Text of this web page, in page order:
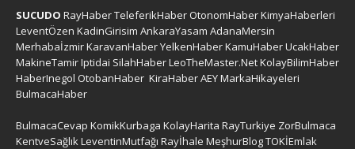
SUCUDO RayHaberTeleferikHaber OtonomHaberKimyaHaberleri
LeventÖzen KadinGirisim AnkaraYasam AdanaMersin
MerhabaİzmirKaravanHaberYelkenHaberKamuHaberUcakHaber
MakineTamirIptidai SilahHaberLeoTheMaster.NetKolayBilimHaber
HaberInegol OtobanHaber KiraHaberAEYMarkaHikayeleri
BulmacaHaber
BulmacaCevap KomikKurbaga KolayHarita RayTurkiye ZorBulmaca
KentveSağlıkLeventinMutfağı Rayİhale MeşhurBlogTOKİEmlak